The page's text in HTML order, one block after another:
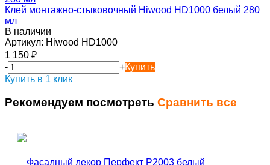
Клей монтажно-стыковочный Hiwood HD1000 белый 280
мл
В наличии
Артикул: Hiwood HD1000
1 150 ₽
-
+Купить
Купить в 1 клик
Рекомендуем посмотреть Сравнить все